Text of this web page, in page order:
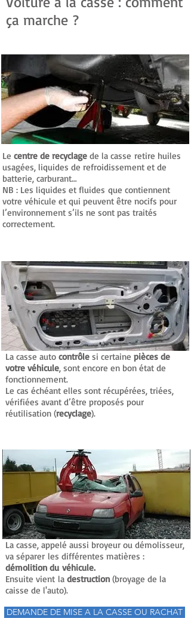
ça marche ?
Le centre de recyclage de la casse retire huiles
usagées, liquides de refroidissement et de
batterie, carburant…
NB : Les liquides et fluides que contiennent
votre véhicule et qui peuvent être nocifs pour
l’environnement s’ils ne sont pas traités
correctement.
La casse auto contrôle si certaine pièces de
votre véhicule, sont encore en bon état de
fonctionnement.
Le cas échéant elles sont récupérées, triées,
vérifiées avant d’être proposés pour
réutilisation (recyclage).
La casse, appelé aussi broyeur ou démolisseur,
va séparer les différentes matières :
démolition du véhicule.
Ensuite vient la destruction (broyage de la
caisse de l'auto).
DEMANDE DE MISE A LA CASSE OU RACHAT